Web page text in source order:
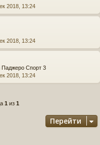
2018, 13:24
2018, 13:24
Паджеро Спорт 3
2018, 13:24
1 из 1
Перейти